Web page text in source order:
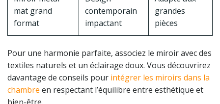
mat grand
format
contemporain
impactant
grandes
pièces
Pour une harmonie parfaite, associez le miroir avec des
textiles naturels et un éclairage doux. Vous découvrirez
davantage de conseils pour intégrer les miroirs dans la
chambre en respectant l’équilibre entre esthétique et